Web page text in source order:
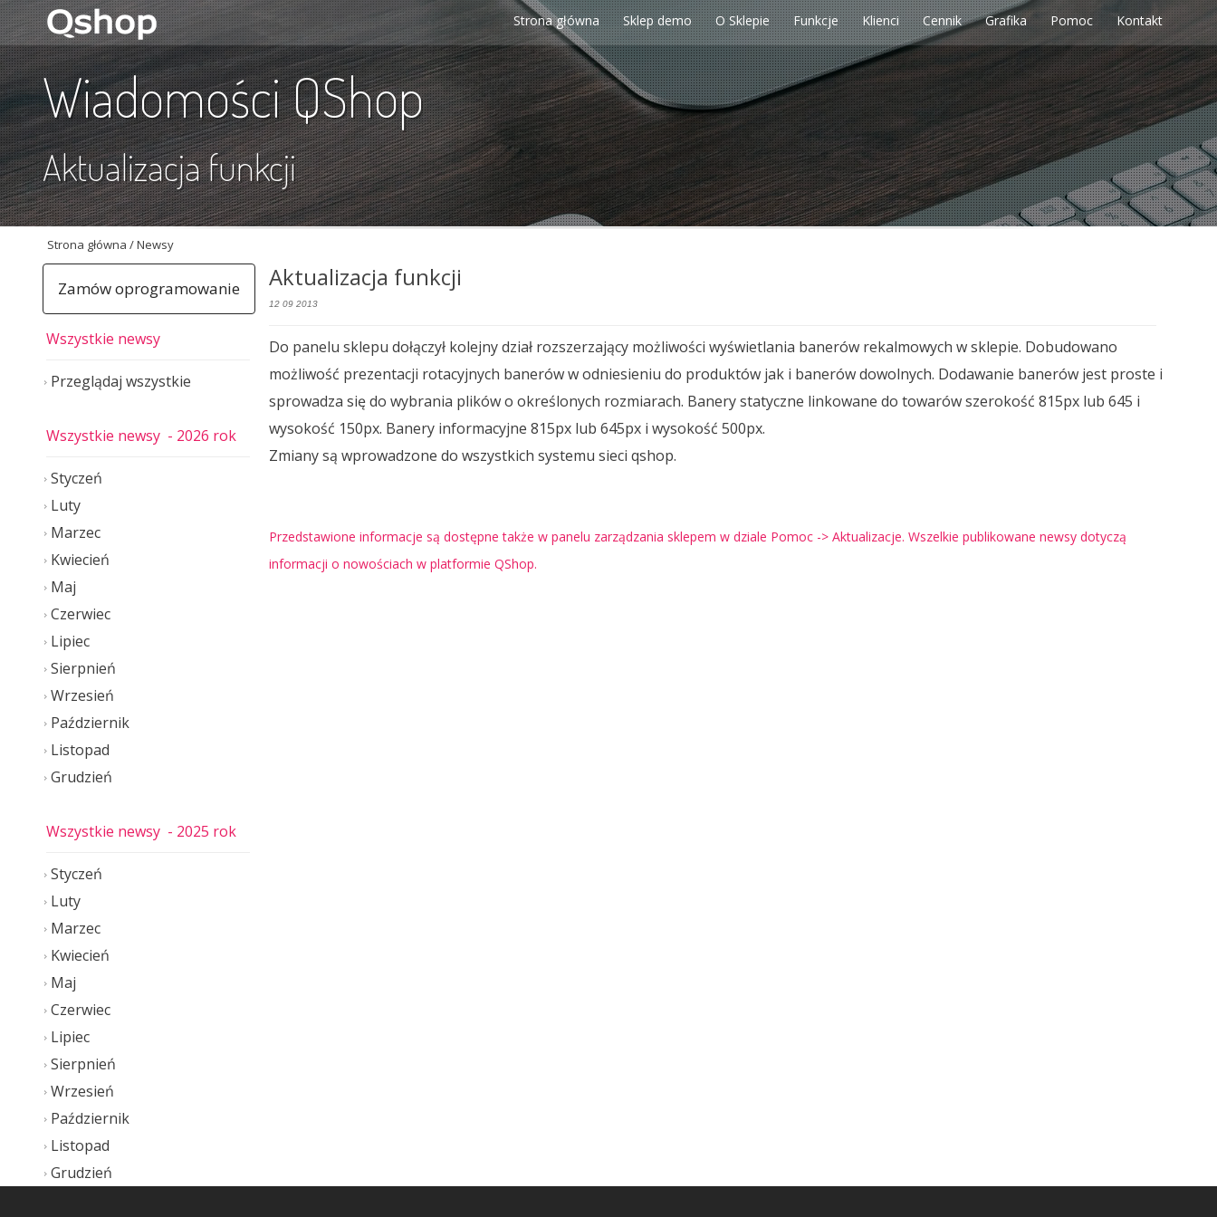
Strona główna Sklep demo O Sklepie Funkcje Klienci Cennik Grafika Pomoc Kontakt
Wiadomości QShop
Aktualizacja funkcji
Strona główna / Newsy
Zamów oprogramowanie
Wszystkie newsy
Przeglądaj wszystkie
Wszystkie newsy - 2026 rok
Styczeń
Luty
Marzec
Kwiecień
Maj
Czerwiec
Lipiec
Sierpnień
Wrzesień
Październik
Listopad
Grudzień
Wszystkie newsy - 2025 rok
Styczeń
Luty
Marzec
Kwiecień
Maj
Czerwiec
Lipiec
Sierpnień
Wrzesień
Październik
Listopad
Grudzień
Aktualizacja funkcji
12 09 2013
Do panelu sklepu dołączył kolejny dział rozszerzający możliwości wyświetlania banerów rekalmowych w sklepie. Dobudowano
możliwość prezentacji rotacyjnych banerów w odniesieniu do produktów jak i banerów dowolnych. Dodawanie banerów jest proste i
sprowadza się do wybrania plików o określonych rozmiarach. Banery statyczne linkowane do towarów szerokość 815px lub 645 i
wysokość 150px. Banery informacyjne 815px lub 645px i wysokość 500px.
Zmiany są wprowadzone do wszystkich systemu sieci qshop.
Przedstawione informacje są dostępne także w panelu zarządzania sklepem w dziale Pomoc -> Aktualizacje. Wszelkie publikowane newsy dotyczą
informacji o nowościach w platformie QShop.